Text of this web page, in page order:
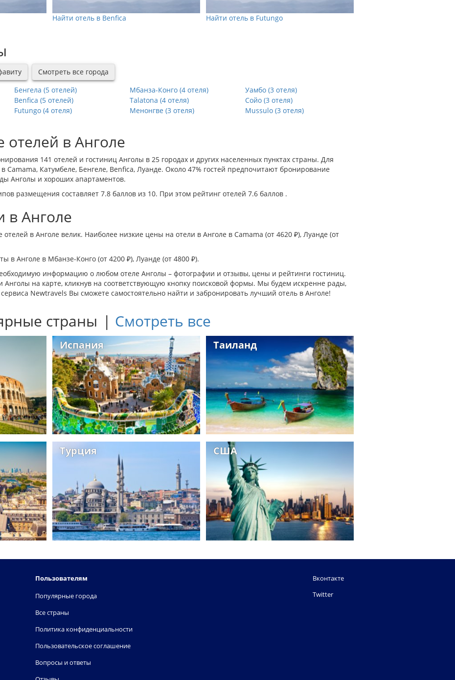
Найти отель в Benfica Найти отель в Futungo
Смотреть все города
Бенгела (5 отелей)
Benfica (5 отелей)
Futungo (4 отеля)
Мбанза-Конго (4 отеля)
Talatona (4 отеля)
Менонгве (3 отеля)
Уамбо (3 отеля)
Сойо (3 отеля)
Mussulo (3 отеля)
в Анголе
141 отелей и гостиниц Анголы в 25 городах и других населенных пунктах страны. Для
Camama, Катумбеле, Бенгеле, Benfica, Луанде. Около 47% гостей предпочитают бронирование
Анголы и хороших апартаментов.
размещения составляет 7.8 баллов из 10. При этом рейтинг отелей 7.6 баллов .
в Анголе
в Анголе велик. Наиболее низкие цены на отели в Анголе в Camama (от 4620 ₽), Луанде (от
в Анголе в Мбанзе-Конго (от 4200 ₽), Луанде (от 4800 ₽).
информацию о любом отеле Анголы – фотографии и отзывы, цены и рейтинги гостиниц.
Анголы на карте, кликнув на соответствующую кнопку поисковой формы. Мы будем искренне рады,
Newtravels Вы сможете самостоятельно найти и забронировать лучший отель в Анголе!
страны | Смотреть все
Испания Таиланд
Турция США
Пользователям
Популярные города
Все страны
Политика конфиденциальности
Пользовательское соглашение
Вопросы и ответы
Вконтакте
Twitter